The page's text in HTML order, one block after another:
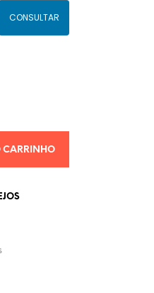
CONSULTAR
CARRINHO